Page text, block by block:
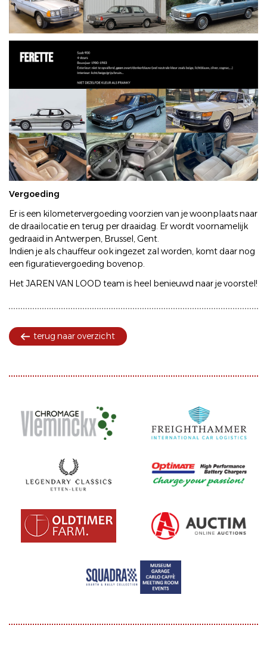
Vergoeding
Er is een kilometervergoeding voorzien van je woonplaats naar
de draailocatie en terug per draaidag. Er wordt voornamelijk
gedraaid in Antwerpen, Brussel, Gent.
Indien je als chauffeur ook ingezet zal worden, komt daar nog
een figuratievergoeding bovenop.
Het JAREN VAN LOOD team is heel benieuwd naar je voorstel!
terug naar overzicht